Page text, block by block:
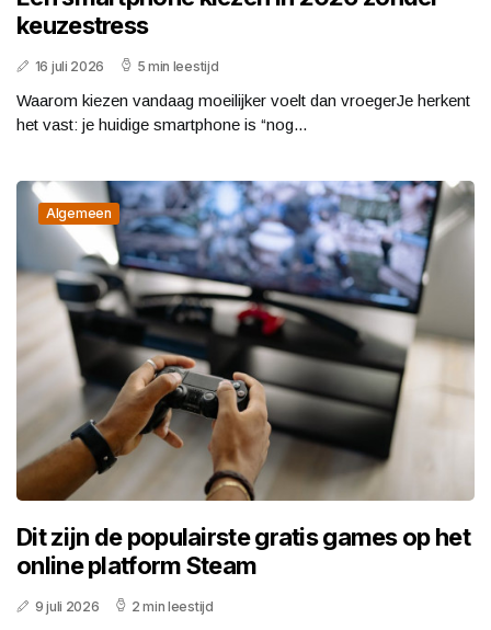
keuzestress
16 juli 2026 5 min leestijd
Waarom kiezen vandaag moeilijker voelt dan vroegerJe herkent
het vast: je huidige smartphone is “nog...
Algemeen
Dit zijn de populairste gratis games op het
online platform Steam
9 juli 2026 2 min leestijd